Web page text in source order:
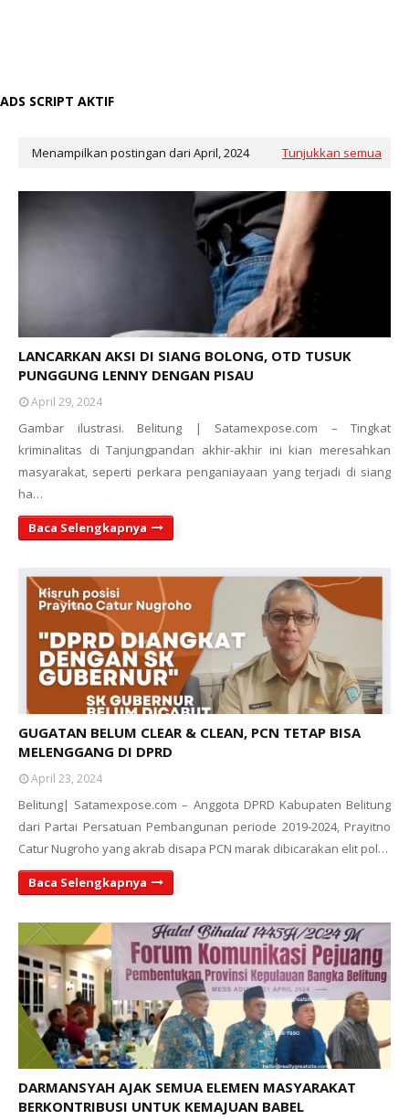
ADS SCRIPT AKTIF
Menampilkan postingan dari April, 2024 Tunjukkan semua
LANCARKAN AKSI DI SIANG BOLONG, OTD TUSUK
PUNGGUNG LENNY DENGAN PISAU
April 29, 2024
Gambar ilustrasi. Belitung | Satamexpose.com – Tingkat
kriminalitas di Tanjungpandan akhir-akhir ini kian meresahkan
masyarakat, seperti perkara penganiayaan yang terjadi di siang
ha…
Baca Selengkapnya
GUGATAN BELUM CLEAR & CLEAN, PCN TETAP BISA
MELENGGANG DI DPRD
April 23, 2024
Belitung| Satamexpose.com – Anggota DPRD Kabupaten Belitung
dari Partai Persatuan Pembangunan periode 2019-2024, Prayitno
Catur Nugroho yang akrab disapa PCN marak dibicarakan elit pol…
Baca Selengkapnya
DARMANSYAH AJAK SEMUA ELEMEN MASYARAKAT
BERKONTRIBUSI UNTUK KEMAJUAN BABEL